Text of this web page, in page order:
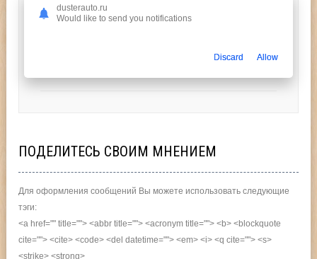
ПОДЕЛИТЕСЬ СВОИМ МНЕНИЕМ
Для оформления сообщений Вы можете использовать следующие
тэги:
<a href="" title=""> <abbr title=""> <acronym title=""> <b> <blockquote
cite=""> <cite> <code> <del datetime=""> <em> <i> <q cite=""> <s>
<strike> <strong>
dusterauto.ru
Would like to send you notifications
Discard Allow